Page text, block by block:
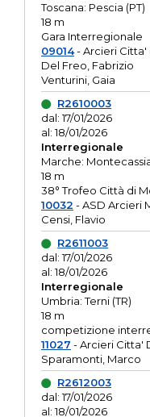
Toscana: Pescia (PT)
18 m
Gara Interregionale
09014- Arcieri Citta'
Del Freo, Fabrizio
Venturini, Gaia
R2610003
dal: 17/01/2026
al: 18/01/2026
Interregionale
Marche:
18 m
38° Trofeo Città di
10032 - ASD Arcieri
Censi, Flavio
R2611003
dal: 17/01/2026
al: 18/01/2026
Interregionale
Umbria: Terni (TR)
18 m
competizione
11027 - Arcieri Citta'
Sparamonti, Marco
R2612003
dal: 17/01/2026
al: 18/01/2026